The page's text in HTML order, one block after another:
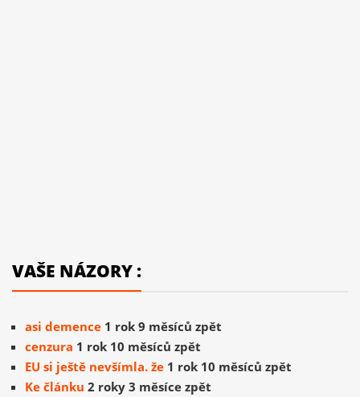
VAŠE NÁZORY :
asi demence 1 rok 9 měsíců zpět
cenzura 1 rok 10 měsíců zpět
EU si ještě nevšímla. že 1 rok 10 měsíců zpět
Ke článku 2 roky 3 měsíce zpět